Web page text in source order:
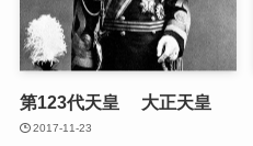
第123代天皇 大正天皇
2017-11-23